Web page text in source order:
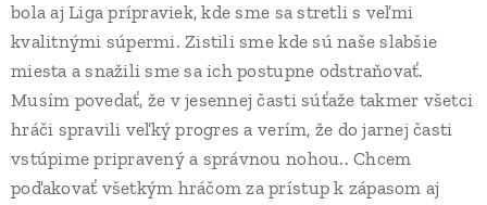
bola aj Liga prípraviek, kde sme sa stretli s veľmi
kvalitnými súpermi. Zistili sme kde sú naše slabšie
miesta a snažili sme sa ich postupne odstraňovať.
Musím povedať, že v jesennej časti súťaže takmer všetci
hráči spravili veľký progres a verím, že do jarnej časti
vstúpime pripravený a správnou nohou.. Chcem
poďakovať všetkým hráčom za prístup k zápasom aj